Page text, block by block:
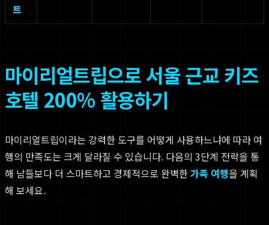
트
마이리얼트립으로 서울 근교 키즈
호텔 200% 활용하기
마이리얼트립이라는 강력한 도구를 어떻게 사용하느냐에 따라 여
행의 만족도는 크게 달라질 수 있습니다. 다음의 3단계 전략을 통
해 남들보다 더 스마트하고 경제적으로 완벽한가족 여행을 계획
해 보세요.